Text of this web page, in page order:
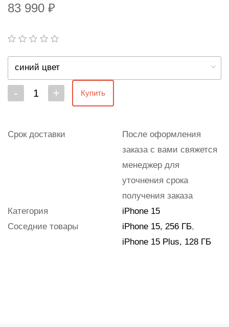
83 990 ₽
синий цвет
- + Купить
Срок доставки
После оформления
заказа с вами свяжется
менеджер для
уточнения срока
получения заказа
Категория
iPhone 15
Соседние товары
iPhone 15, 256 ГБ,
iPhone 15 Plus, 128 ГБ